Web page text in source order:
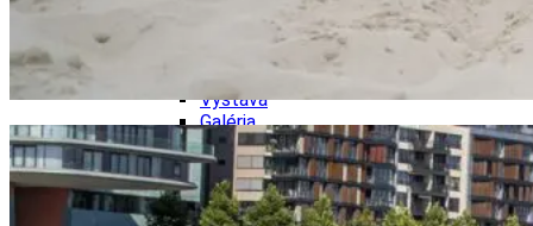
Cyklistika
Výstava
Galéria
Folklór
Ubytovanie
Pobyty
Wellness